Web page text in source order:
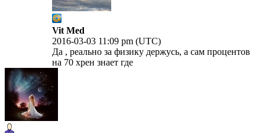
Vit Med
2016-03-03 11:09 pm (UTC)
Да , реально за физику держусь, а сам процентов
на 70 хрен знает где